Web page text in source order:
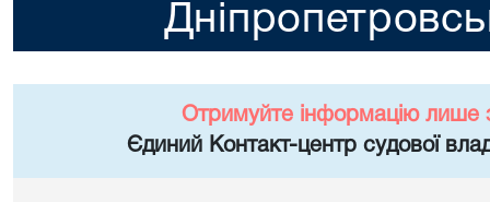
Отримуйте інформацію лише
Єдиний Контакт-центр судової